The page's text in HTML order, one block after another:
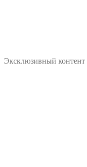
Эксклюзивный контент